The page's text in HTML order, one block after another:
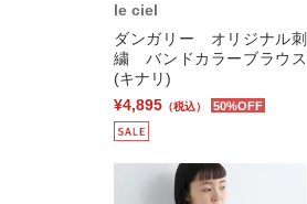
le ciel
ダンガリー オリジナル刺
繍 バンドカラーブラウス
(キナリ)
¥4,895 （税込） 50%OFF